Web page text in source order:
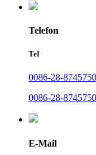
Telefon
Tel
0086-28-
0086-28-
E-Mail